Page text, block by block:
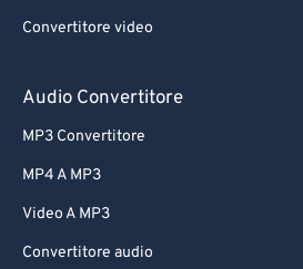
Convertitore video
Audio Convertitore
MP3 Convertitore
MP4 A MP3
Video A MP3
Convertitore audio